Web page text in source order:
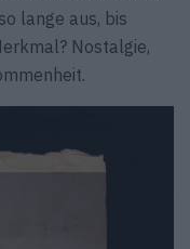
lange aus, bis
Nostalgie,